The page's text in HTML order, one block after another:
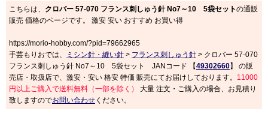
こちらは、 クロバー 57-070 フランス刺しゅう針 No7～10 5袋セットの通販
販売 価格のページです。 激安 安い おすすめ お買い得
https://morio-hobby.com/?pid=79662965
手芸もりおでは、
ミシン針・縫い針 > フランス刺しゅう針 > クロバー 57-070
フランス刺しゅう針 No7～10 5袋セット JANコード 【49302660】 の販
売店・取扱店で、激安・安い 格安 特価 販売にてお届けしております。 11000
円以上ご購入で送料無料（一部を除く）
大量 注文・ご購入の場合、お見積り
致しますのでお問い合わせ ください。